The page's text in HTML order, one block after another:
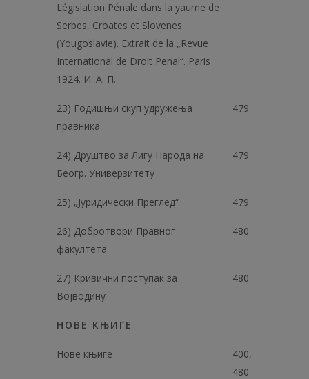
Législation Pénale dans la yaume de
Serbes, Croates et Slovenes
(Yougoslavie). Extrait de la „Revue
International de Droit Penal“. Paris
1924. И. A. П.
23) Годишњи скуп удружења
правника
479
24) Друштво за Лигу Народа на
Беогр. Универзитету
479
25) „Јуридически Преглед“ 479
26) Добротвори Правног
факултета
480
27) Кривични поступак за
Војводину
480
НОВЕ КЊИГЕ
Нове књиге
400,
480